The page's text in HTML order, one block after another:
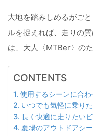
大地を踏みしめるがご
ルを捉えれば、走りの
は、大人〈MTBer〉の
CONTENTS
使用するシーンに合
いつでも気軽に乗り
長く快適に走りたい
夏場のアウトドアシ